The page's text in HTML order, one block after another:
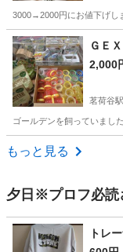
3000→2000円にお値下げし
東京 杉並区 阿佐
ＧＥ
2,000
茗荷谷駅
ゴールデンを飼っていまし
東京 文京区
もっと見る
夕日※プロフ必読
トレ